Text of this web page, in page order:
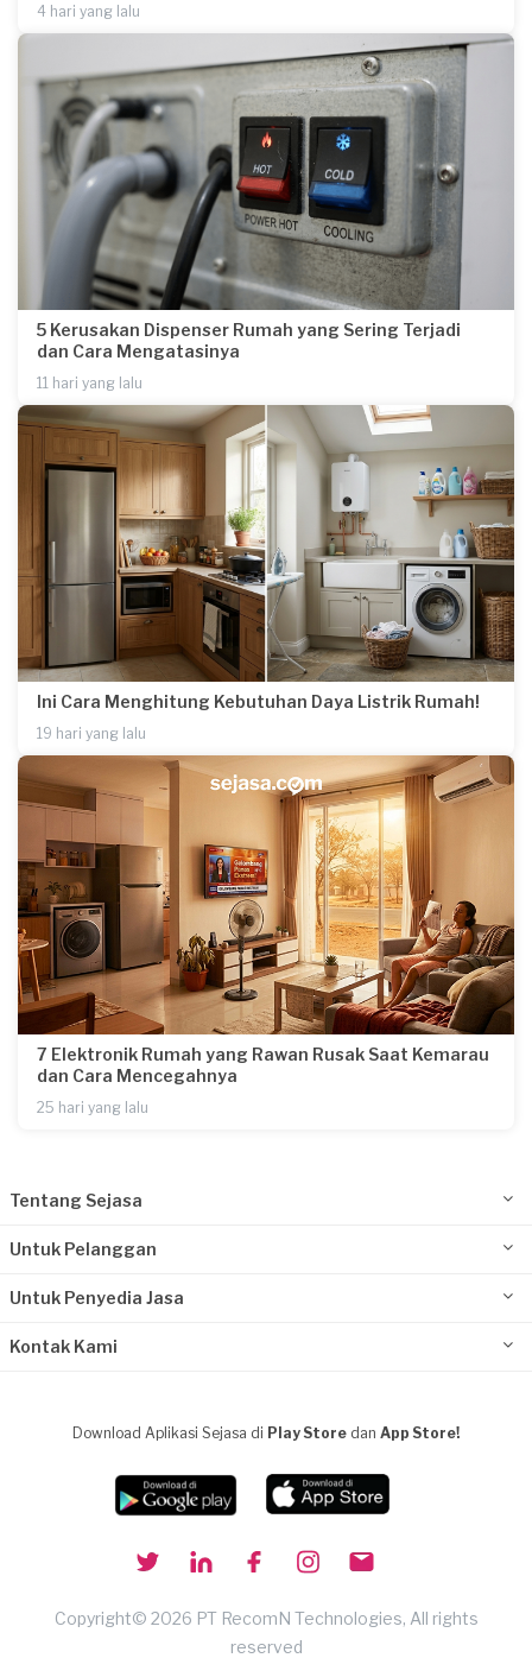
4 hari yang lalu
5 Kerusakan Dispenser Rumah yang Sering Terjadi
dan Cara Mengatasinya
11 hari yang lalu
Ini Cara Menghitung Kebutuhan Daya Listrik Rumah!
19 hari yang lalu
7 Elektronik Rumah yang Rawan Rusak Saat Kemarau
dan Cara Mencegahnya
25 hari yang lalu
Tentang Sejasa
Untuk Pelanggan
Untuk Penyedia Jasa
Kontak Kami
Download Aplikasi Sejasa di Play Store dan App Store!
Copyright© 2026 PT RecomN Technologies, All rights
reserved